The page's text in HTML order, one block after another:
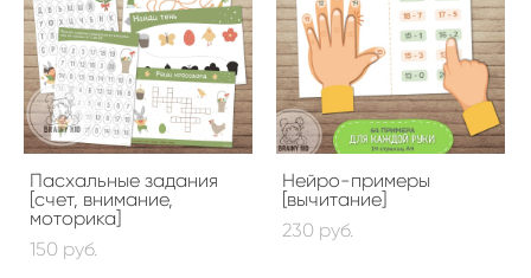
Пaсхальные задания
[счет, внимание,
моторика]
150 pуб.
Нейро-примеры
[вычитание]
230 pуб.